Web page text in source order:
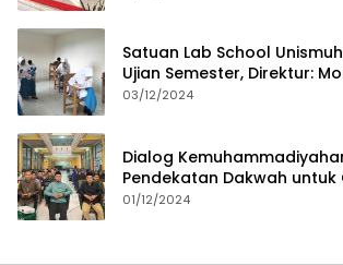
Satuan Lab School
Ujian Semester, Direktur:
Proses Pembelajaran
03/12/2024
Dialog
Pendekatan Dakwah untuk
01/12/2024